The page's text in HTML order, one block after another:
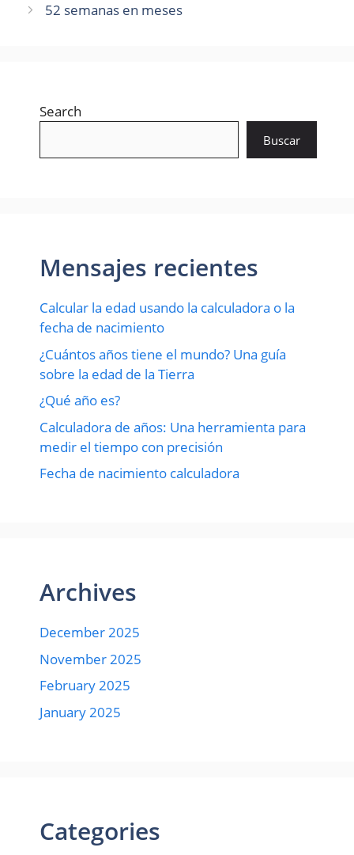
52 semanas en meses
Search
Buscar
Mensajes recientes
Calcular la edad usando la calculadora o la
fecha de nacimiento
¿Cuántos años tiene el mundo? Una guía
sobre la edad de la Tierra
¿Qué año es?
Calculadora de años: Una herramienta para
medir el tiempo con precisión
Fecha de nacimiento calculadora
Archives
December 2025
November 2025
February 2025
January 2025
Categories